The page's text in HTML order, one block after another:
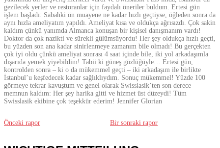
gezilecek yerler ve restoranlar için faydalı öneriler buldum. Ertesi gün
işlem başladı: Sabahki ön muayene ne kadar hızlı geçtiyse, öğleden sonra da
aynı hızla ameliyatım yapıldı. Ameliyat kısa ve oldukça ağrısızdı. Çok sakin
kaldım çünkü yanımda Almanca konuşan bir kişisel danışmanım vardı!
Doktor da çok nazikti ve sürekli gülümsüyordu! Her şey oldukça hızlı geçti,
bu yüzden son ana kadar sinirlenmeye zamanım bile olmadı! Bu gerçekten
çok iyi oldu çünkü ameliyat sonrası 4 saat içinde bile, iki yol arkadaşımla
dışarıda yemek yiyebildim! Tabii ki güneş gözlüğüyle… Ertesi gün,
kontrolden sonra – ki o da mükemmel geçti – iki arkadaşım ile birlikte
İstanbul’u keşfedecek kadar sağlıklıydım. Sonuç mükemmel! Yüzde 100
görmeye tekrar kavuştum ve genel olarak Swisslasik’ten son derece
memnun kaldım: Her şey harika gitti ve hizmet üst düzeydi! Tüm
Swisslasik ekibine çok teşekkür ederim! Jennifer Glorian
Önceki rapor Bir sonraki rapor